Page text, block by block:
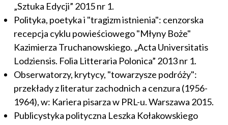
„Sztuka Edycji” 2015 nr 1.
Polityka, poetyka i "tragizm istnienia": cenzorska
recepcja cyklu powieściowego "Młyny Boże"
Kazimierza Truchanowskiego. „Acta Universitatis
Lodziensis. Folia Litteraria Polonica” 2013 nr 1.
Obserwatorzy, krytycy, "towarzysze podróży":
przekłady z literatur zachodnich a cenzura (1956-
1964), w: Kariera pisarza w PRL-u. Warszawa 2015.
Publicystyka polityczna Leszka Kołakowskiego